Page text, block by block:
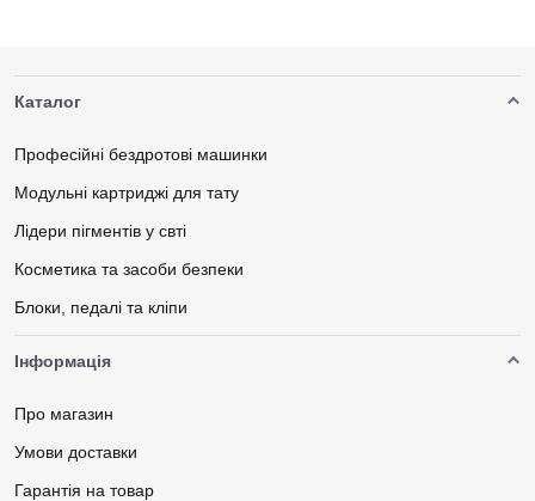
Каталог
Професійні бездротові машинки
Модульні картриджі для тату
Лідери пігментів у свті
Косметика та засоби безпеки
Блоки, педалі та кліпи
Інформація
Про магазин
Умови доставки
Гарантія на товар